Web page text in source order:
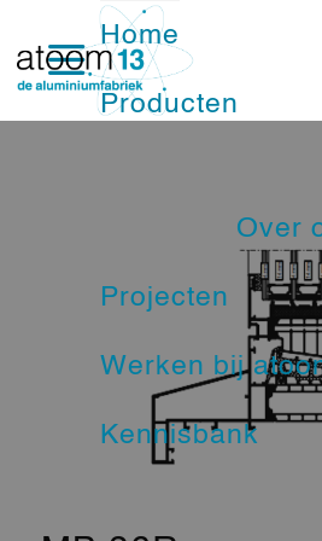
Home
Producten
Schuifpuien
Vliesgevels
Nood- en
Projecten
Over
Ons
Werken bij
Kennisbank